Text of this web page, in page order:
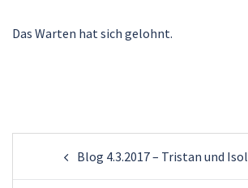
Das Warten hat sich gelohnt.
Blog 4.3.2017 – Tristan und